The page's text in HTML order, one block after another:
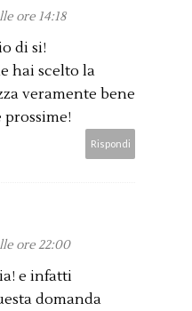
ore 14:18
di si!
hai scelto la
veramente bene
prossime!
Rispondi
ore 22:00
e infatti
domanda